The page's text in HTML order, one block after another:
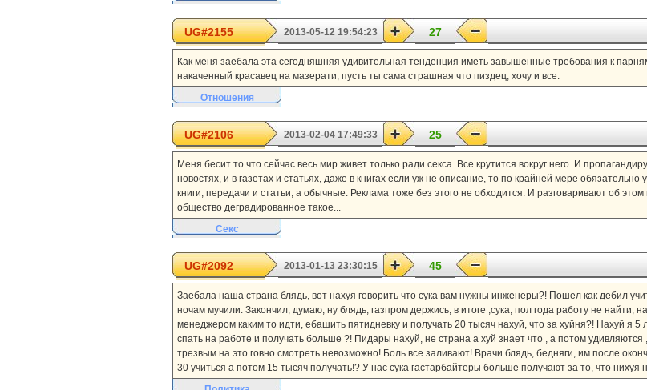
UG#2155 2013-05-12 19:54:23 27
Как меня заебала эта сегодняшняя удивительная тенденция иметь завышенные требования к
накаченный красавец на мазерати, пусть ты сама страшная что пиздец, хочу и все.
Отношения
UG#2106 2013-02-04 17:49:33 25
Меня бесит то что сейчас весь мир живет только ради секса. Все крутится вокруг него. И
новостях, и в газетах и статьях, даже в книгах если уж не описание, то по крайней мере обязательно
книги, передачи и статьи, а обычные. Реклама тоже без этого не обходится. И разговаривают об этом
общество деградированное такое...
Секс
UG#2092 2013-01-13 23:30:15 45
Заебала наша страна блядь, вот нахуя говорить что сука вам нужны инженеры?! Пошел как дебил
ночам мучили. Закончил, думаю, ну блядь, газпром держись, в итоге ,сука, пол года работу не найти,
менеджером каким то идти, ебашить пятидневку и получать 20 тысяч нахуй, что за хуйня?! Нахуй я 5
спать на работе и получать больше ?! Пидары нахуй, не страна а хуй знает что , а потом
трезвым на это говно смотреть невозможно! Боль все заливают! Врачи блядь, бедняги, им после
30 учиться а потом 15 тысяч получать!? У нас сука гастарбайтеры больше получают за то, что нихуя